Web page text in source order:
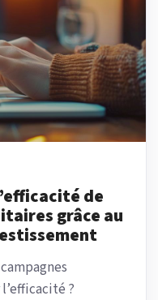
de
grâce au
?